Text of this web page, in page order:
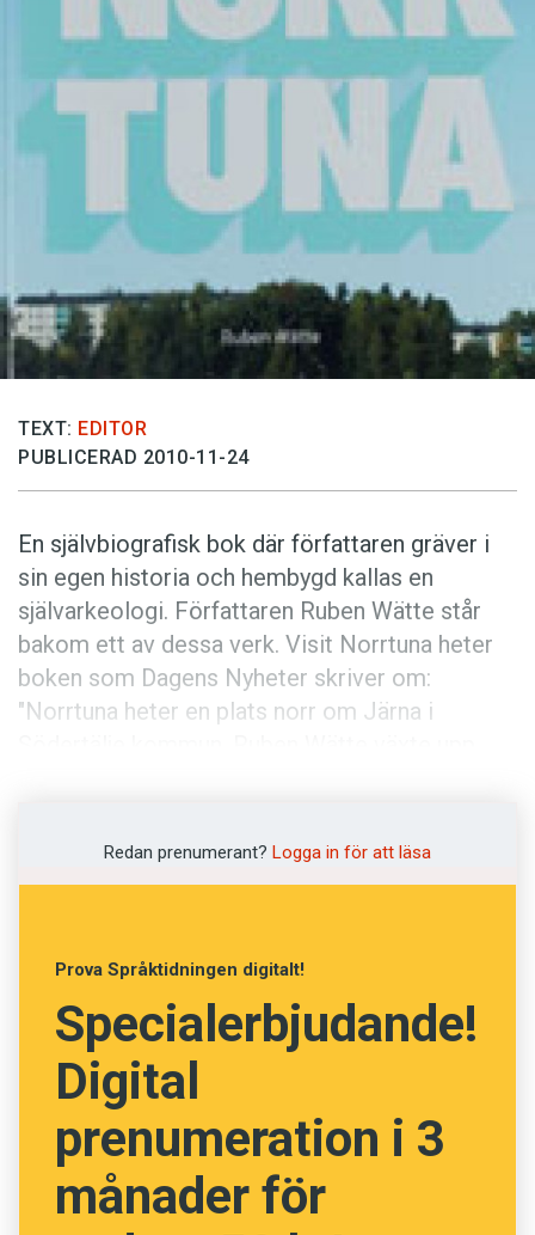
Anmäl till språkpolisen
Annonsera
Läs Språktidningen digitalt
TEXT: EDITOR
PUBLICERAD 2010-11-24
En självbiografisk bok där författaren gräver i
sin egen historia och hembygd kallas en
självarkeologi. Författaren Ruben Wätte står
bakom ett av dessa verk. Visit Norrtuna heter
boken som Dagens Nyheter skriver om:
"Norrtuna heter en plats norr om Järna i
Redan prenumerant? Logga in för att läsa
Prova Språktidningen digitalt!
Specialerbjudande!
Digital
prenumeration i 3
månader för